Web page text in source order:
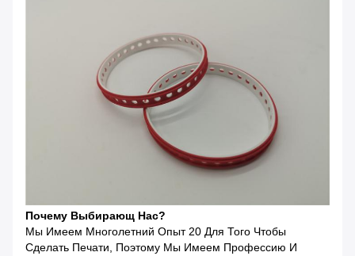
Почему Выбирающ Нас?
Мы Имеем Многолетний Опыт 20 Для Того Чтобы
Сделать Печати, Поэтому Мы Имеем Профессию И